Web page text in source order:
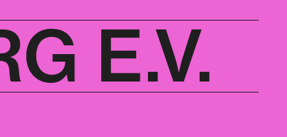
E.V.